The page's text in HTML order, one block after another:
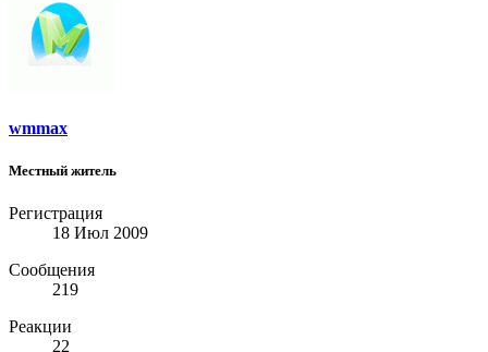
wmmax
Местный житель
Регистрация
18 Июл 2009
Сообщения
219
Реакции
22